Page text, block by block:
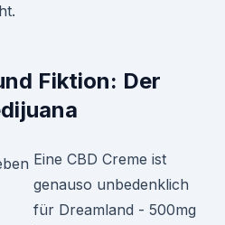
Fiktion: Der
Eine CBD Creme ist
genauso unbedenklich
für Dreamland - 500mg